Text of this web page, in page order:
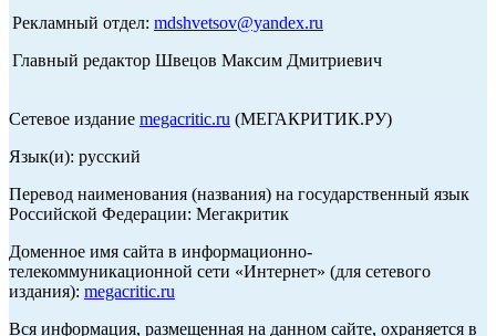
Рекламный отдел: mdshvetsov@yandex.ru
Главный редактор Швецов Максим Дмитриевич
Сетевое издание megacritic.ru (МЕГАКРИТИК.РУ)
Язык(и): русский
Перевод наименования (названия) на государственный язык
Российской Федерации: Мегакритик
Доменное имя сайта в информационно-
телекоммуникационной сети «Интернет» (для сетевого
издания): megacritic.ru
Вся информация, размещенная на данном сайте, охраняется в